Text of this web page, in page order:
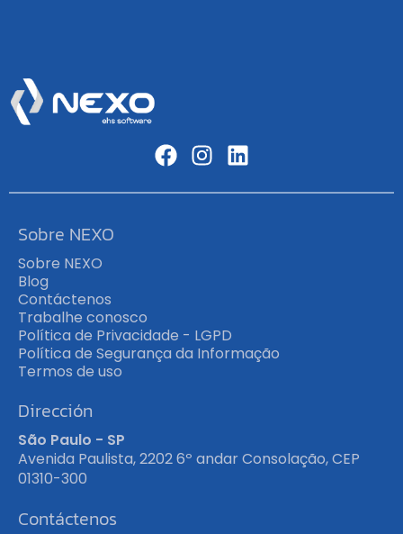
Sobre NEXO
Sobre NEXO
Blog
Contáctenos
Trabalhe conosco
Política de Privacidade - LGPD
Política de Segurança da Informação
Termos de uso
Dirección
São Paulo - SP
Avenida Paulista, 2202 6º andar Consolação, CEP
01310-300
Contáctenos